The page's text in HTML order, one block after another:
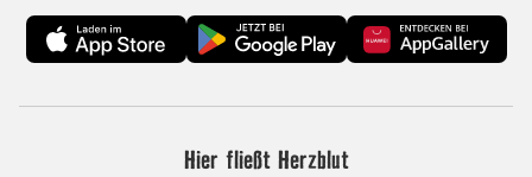
Hier fließt Herzblut